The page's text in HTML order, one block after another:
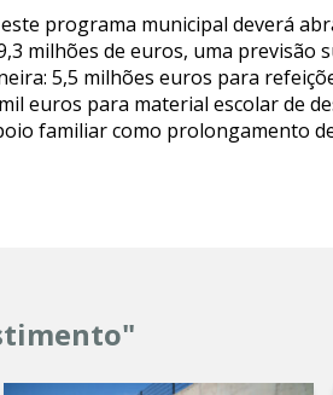
programa municipal deverá
milhões de euros, uma
5,5 milhões euros para
euros para material escolar de
familiar como prolongamento